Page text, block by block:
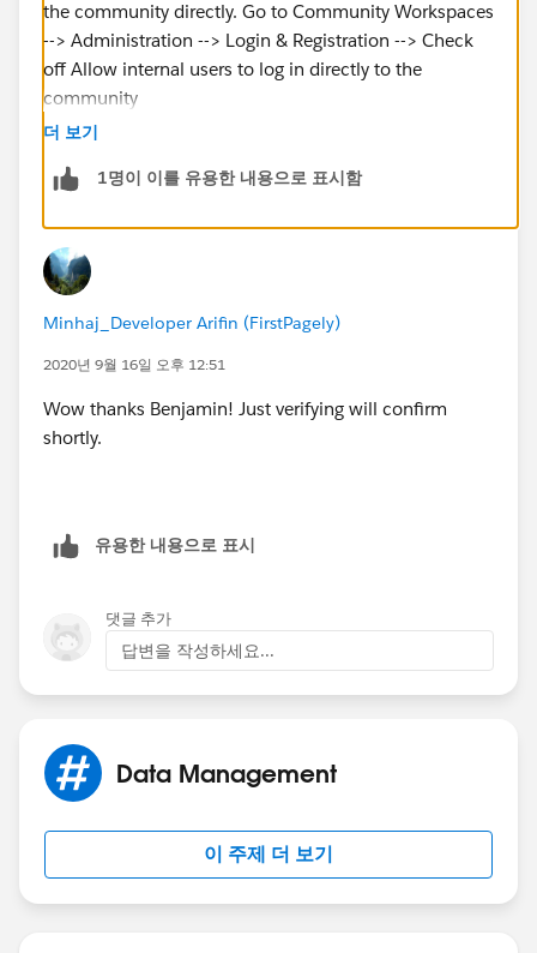
the community directly. Go to Community Workspaces
--> Administration --> Login & Registration --> Check
off Allow internal users to log in directly to the
community
You can also add the community as an app in the App
Launcher and the user can click the Community icon
to log into the community. Hope this helps!
더 보기
1명이 이를 유용한 내용으로 표시함
Minhaj_Developer Arifin (FirstPagely)
2020년 9월 16일 오후 12:51
Wow thanks Benjamin! Just verifying will confirm
shortly.
유용한 내용으로 표시
댓글 추가
답변을 작성하세요...
Data Management
이 주제 더 보기